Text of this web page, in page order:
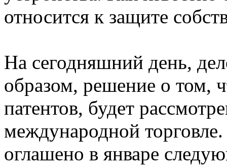
относится к защите
На сегодняшний день,
образом, решение о том,
патентов, будет
международной
оглашено в январе